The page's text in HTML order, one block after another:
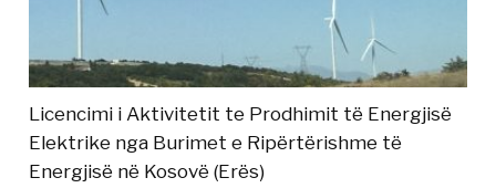
Licencimi i Aktivitetit te Prodhimit të Energjisë
Elektrike nga Burimet e Ripërtërishme të
Energjisë në Kosovë (Erës)